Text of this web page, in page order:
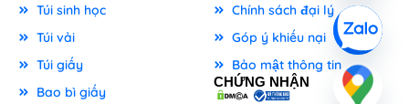
Túi sinh học
Túi vải
Túi giấy
Bao bì giấy
Chính sách đại lý
Góp ý khiếu nại
Bảo mật thông tin
CHỨNG NHẬN